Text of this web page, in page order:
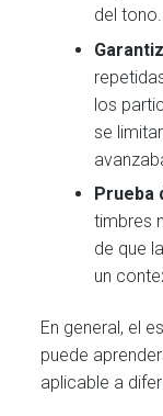
del tono.
los
se
Prueba
timbres
de que
un
En general, el
puede
aplicable a